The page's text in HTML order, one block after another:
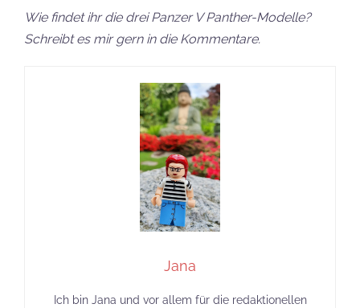
Wie findet ihr die drei Panzer V Panther-Modelle?
Schreibt es mir gern in die Kommentare.
Jana
Ich bin Jana und vor allem für die redaktionellen